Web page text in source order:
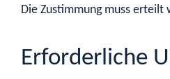
Die Zustimmung muss
Erforderliche